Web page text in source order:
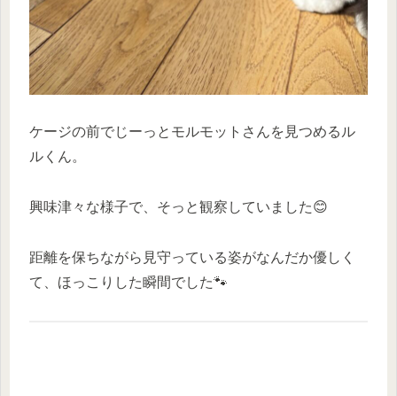
ケージの前でじーっとモルモットさんを見つめるル
ルくん。
興味津々な様子で、そっと観察していました😊
距離を保ちながら見守っている姿がなんだか優しく
て、ほっこりした瞬間でした🐾